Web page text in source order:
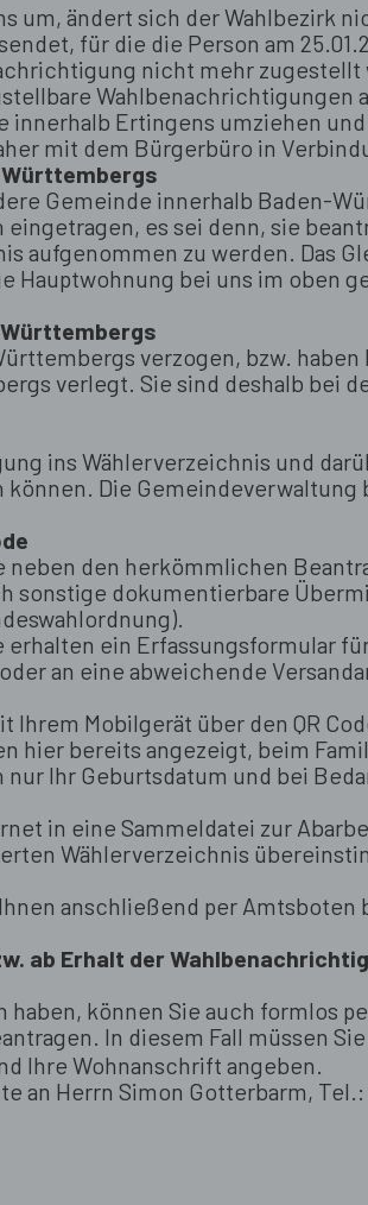
um, ändert sich der Wahlbezirk
für die die Person am
nicht mehr zugestellt
Wahlbenachrichtigungen
Ertingens umziehen
mit dem Bürgerbüro in
Württembergs
Gemeinde innerhalb Baden-
es sei denn, sie
aufgenommen zu werden. Das
Hauptwohnung bei uns im oben
verzogen, bzw.
verlegt. Sie sind deshalb bei
ins Wählerverzeichnis und
Die
neben den herkömmlichen
sonstige dokumentierbare
erhalten ein Erfassungsformular
an eine abweichende
Mobilgerät über den QR
hier bereits angezeigt, beim
Ihr Geburtsdatum und bei
in eine Sammeldatei zur
Wählerverzeichnis
anschließend per Amtsboten
ab Erhalt der
können Sie auch formlos
In diesem Fall müssen
Ihre Wohnanschrift angeben.
an Herrn Simon Gotterbarm, Tel.: